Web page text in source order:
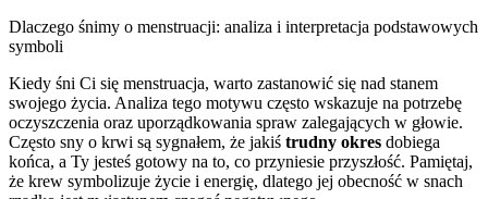
Dlaczego śnimy o menstruacji: analiza i interpretacja podstawowych
symboli
Kiedy śni Ci się menstruacja, warto zastanowić się nad stanem
swojego życia. Analiza tego motywu często wskazuje na potrzebę
oczyszczenia oraz uporządkowania spraw zalegających w głowie.
Często sny o krwi są sygnałem, że jakiś trudny okres dobiega
końca, a Ty jesteś gotowy na to, co przyniesie przyszłość. Pamiętaj,
że krew symbolizuje życie i energię, dlatego jej obecność w snach